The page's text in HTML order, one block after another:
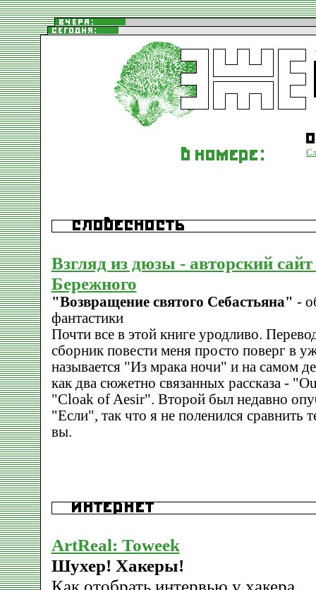
Взгляд из дюзы - авторский
Бережного
"Возвращение святого Себастьяна" -
фантастики
Почти все в этой книге уродливо.
сборник повести меня просто поверг в
называется "Из мрака ночи" и на самом
как два сюжетно связанных рассказа -
"Cloak of Aesir". Второй был недавно
"Если", так что я не поленился сравнить
вы.
ArtReal: Toweek
Шухер! Хакеры!
Как отобрать интервью у хакера.